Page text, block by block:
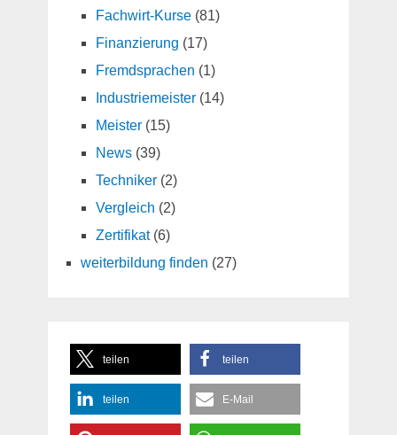
Fachwirt-Kurse(81)
Finanzierung (17)
Fremdsprachen (1)
Industriemeister(14)
Meister(15)
News(39)
Techniker(2)
Vergleich (2)
Zertifikat(6)
weiterbildung finden (27)
teilen teilen
teilen E-Mail